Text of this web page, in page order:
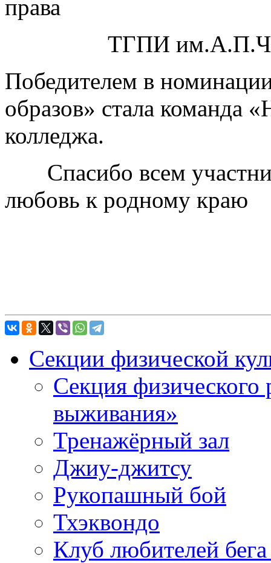
права
ТГПИ
Победителем в
образов» стала команда
колледжа.
Спасибо всем
любовь к родному краю
Секции физической
Секция физического
выживания»
Тренажёрный зал
Джиу-джитсу
Рукопашный бой
Тхэквондо
Клуб любителей